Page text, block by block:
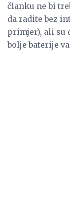
članku ne bi
da radite bez
primjer), ali su
bolje baterije